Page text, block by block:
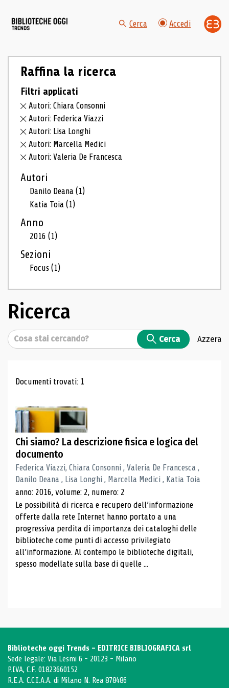
Cerca Accedi
Raffina la ricerca
Filtri applicati
Autori: Chiara Consonni
Autori: Federica Viazzi
Autori: Lisa Longhi
Autori: Marcella Medici
Autori: Valeria De Francesca
Autori
Danilo Deana(1)
Katia Toia(1)
Anno
2016(1)
Sezioni
Focus(1)
Ricerca
Cerca Cerca Azzera
Risultati di ricerca
Documenti trovati: 1
Chi siamo? La descrizione fisica e logica del
documento
Federica Viazzi, Chiara Consonni , Valeria De Francesca ,
Danilo Deana , Lisa Longhi , Marcella Medici , Katia Toia
anno: 2016, volume: 2, numero: 2
Le possibilità di ricerca e recupero dell’informazione
offerte dalla rete Internet hanno portato a una
progressiva perdita di importanza dei cataloghi delle
biblioteche come punti di accesso privilegiato
all’informazione. Al contempo le biblioteche digitali,
spesso modellate sulla base di quelle ...
Biblioteche oggi Trends - EDITRICE BIBLIOGRAFICA srl
Sede legale: Via Lesmi 6 - 20123 - Milano
P.IVA, C.F. 01823660152
R.E.A. C.C.I.A.A. di Milano N. Rea 878486